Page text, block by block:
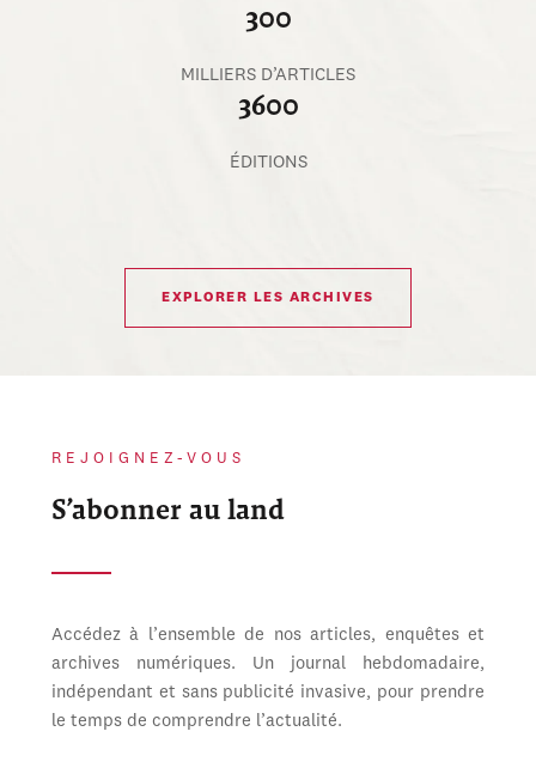
300
MILLIERS D’ARTICLES
3600
ÉDITIONS
EXPLORER LES ARCHIVES
REJOIGNEZ-VOUS
S’abonner au land
Accédez à l’ensemble de nos articles, enquêtes et
archives numériques. Un journal hebdomadaire,
indépendant et sans publicité invasive, pour prendre
le temps de comprendre l’actualité.